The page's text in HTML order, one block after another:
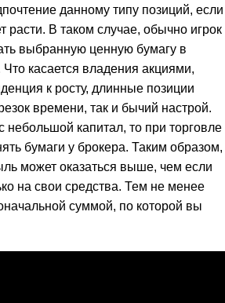
данному типу позиций, если
расти. В таком случае, обычно игрок
выбранную ценную бумагу в
касается владения акциями,
к росту, длинные позиции
времени, так и бычий настрой.
небольшой капитал, то при торговле
бумаги у брокера. Таким образом,
может оказаться выше, чем если
на свои средства. Тем не менее
суммой, по которой вы